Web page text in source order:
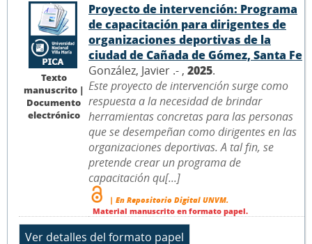
Texto
manuscrito |
Documento
electrónico
Proyecto de intervención: Programa
de capacitación para dirigentes de
organizaciones deportivas de la
ciudad de Cañada de Gómez, Santa Fe
González, Javier .- , 2025.
Este proyecto de intervención surge como
respuesta a la necesidad de brindar
herramientas concretas para las personas
que se desempeñan como dirigentes en las
organizaciones deportivas. A tal fin, se
pretende crear un programa de
capacitación qu[...]
| En Repositorio Digital UNVM.
Material manuscrito en formato papel.